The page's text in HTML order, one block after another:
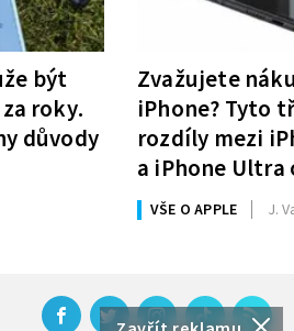
být
roky.
důvody
Zvažujete
iPhone? Tyto
rozdíly mezi
a iPhone Ultra
rozhodnutí
VŠE O APPLE J.